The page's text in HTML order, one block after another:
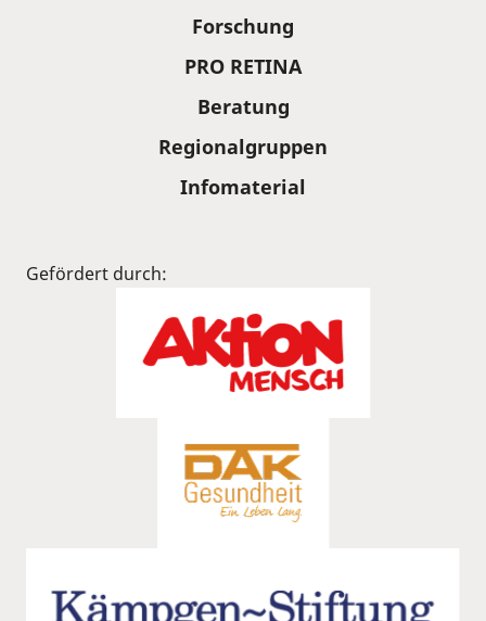
Forschung
PRO RETINA
Beratung
Regionalgruppen
Infomaterial
Gefördert durch: